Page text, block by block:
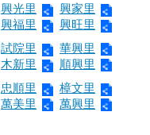
興光里
興家里
興福里
興旺里
試院里
華興里
木新里
順興里
忠順里
樟文里
萬美里
萬興里